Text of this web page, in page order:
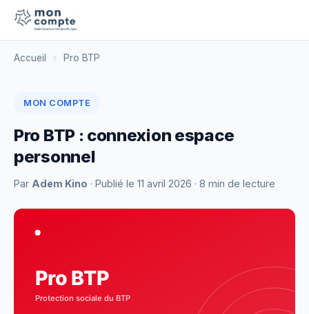
Accueil › Pro BTP
MON COMPTE
Pro BTP : connexion espace
personnel
Par Adem Kino · Publié le 11 avril 2026 · 8 min de lecture